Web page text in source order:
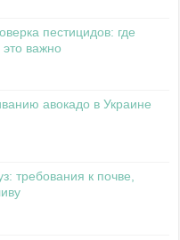
пестицидов: где
важно
авокадо в Украине
требования к почве,